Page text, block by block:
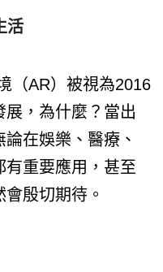
活
（AR）被視為2016
，為什麼？當出
在娛樂、醫療、
重要應用，甚至
殷切期待。